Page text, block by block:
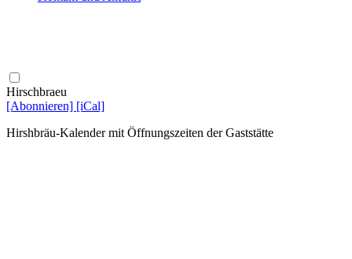
Hirschbraeu
[Abonnieren] [iCal]
Hirshbräu-Kalender mit Öffnungszeiten der Gaststätte